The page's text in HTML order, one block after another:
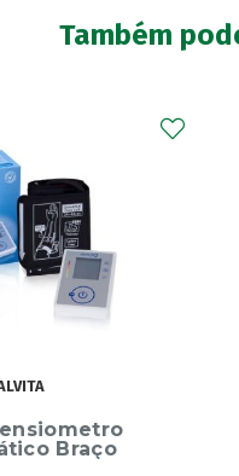
Também
Gravidez 6
1 Teste